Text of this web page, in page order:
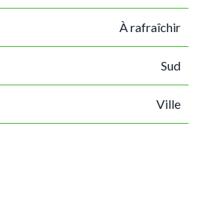
À rafraîchir
Sud
Ville